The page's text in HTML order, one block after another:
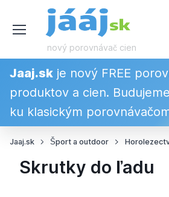
nový porovnávač cien
Jaaj.sk je nový FREE
produktov a cien.
ku klasickým
Jaaj.sk Šport a outdoor
Skrutky do ľadu